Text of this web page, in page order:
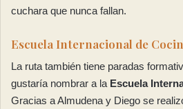
cuchara que nunca fallan.
Escuela Internacional de
La ruta también tiene paradas
gustaría nombrar a la Escuela
Gracias a Almudena y Diego se